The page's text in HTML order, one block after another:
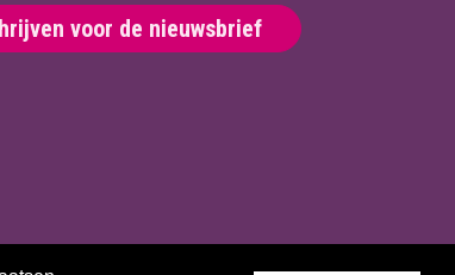
voor de nieuwsbrief